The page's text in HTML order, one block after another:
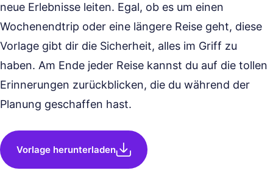
neue Erlebnisse leiten. Egal, ob es um einen
Wochenendtrip oder eine längere Reise geht, diese
Vorlage gibt dir die Sicherheit, alles im Griff zu
haben. Am Ende jeder Reise kannst du auf die tollen
Erinnerungen zurückblicken, die du während der
Planung geschaffen hast.
Vorlage herunterladen